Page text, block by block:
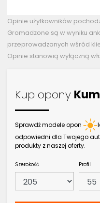
Opinie użytkowników
Gromadzone są w wyniku
przeprowadzanych wśród
Opinie stanowią wyłączną
Kup opony
Sprawdź modele opon
odpowiedni dla Twojego
produkty z naszej oferty.
Szerokość Profil